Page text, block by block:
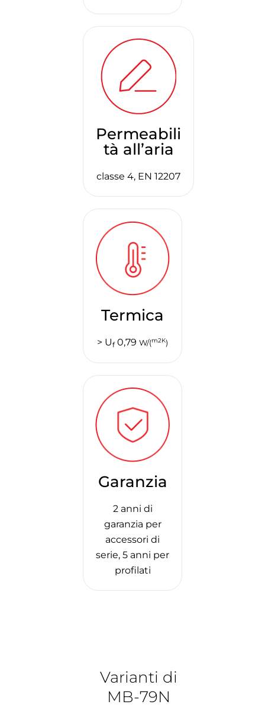
Permeabili
tà all’aria
classe 4, EN 12207
Termica
> Uf0,79 W/(m2K)
Garanzia
2 anni di
garanzia per
accessori di
serie, 5 anni per
profilati
Varianti di
MB-79N